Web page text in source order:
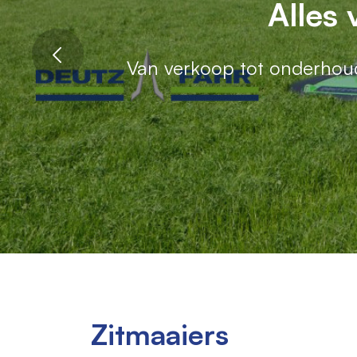
Alles
Van verkoop tot
Altijd
Met onze
Uw
Betrouwbare
Zitmaaiers